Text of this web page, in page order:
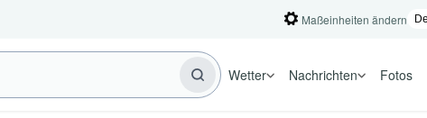
Maßeinheiten ändern
Wetter Nachrichten Fotos